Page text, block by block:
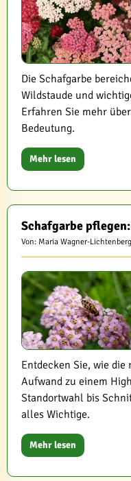
Die Schafgarbe
Wildstaude und
Erfahren Sie mehr
Bedeutung.
Mehr lesen
Schafgarbe
Von: Maria Wagner-Lichtenberg
Entdecken Sie, wie
Aufwand zu einem
Standortwahl bis
alles Wichtige.
Mehr lesen